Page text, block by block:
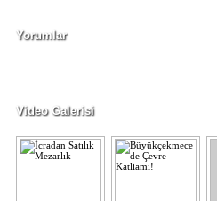
Yorumlar
Video Galerisi